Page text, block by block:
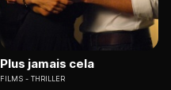
Plus jamais cela
FILMS THRILLER